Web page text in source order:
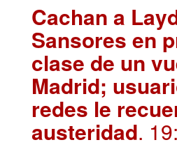
Cachan a
Sansores en
clase de un
Madrid;
redes le
austeridad.